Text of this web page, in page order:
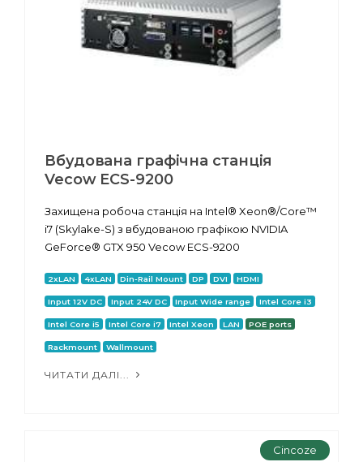
Вбудована графічна станція
Vecow ECS-9200
Захищена робоча станція на Intel® Xeon®/Core™
i7 (Skylake-S) з вбудованою графікою NVIDIA
GeForce® GTX 950 Vecow ECS-9200
2xLAN 4xLAN Din-Rail Mount DP DVI HDMI
Input 12V DC Input 24V DC Input Wide range Intel Core i3
Intel Core i5 Intel Core i7 Intel Xeon LAN POE ports
Rackmount Wallmount
ЧИТАТИ ДАЛІ...
Cincoze